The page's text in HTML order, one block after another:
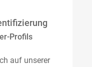
Profils
auf unserer